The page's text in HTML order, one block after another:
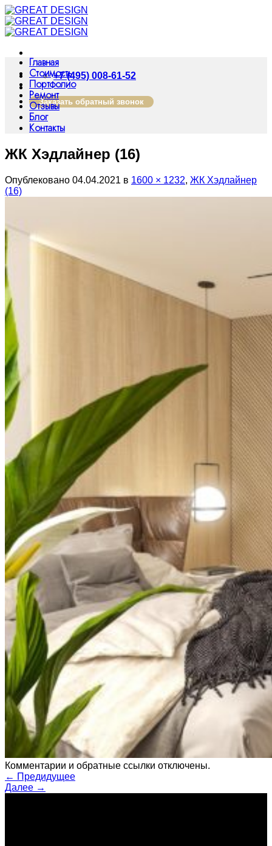
Skip
to
content
+7 (495) 008-61-52
Заказать обратный звонок
Главная
Стоимость
Портфолио
Ремонт
Отзывы
Блог
Контакты
ЖК Хэдлайнер (16)
Опублековано 04.04.2021 в 1600 × 1232, ЖК Хэдлайнер
(16)
Комментарии и обратные ссылки отключены.
← Предидущее
Далее →